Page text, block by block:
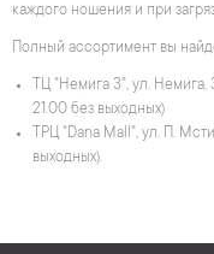
каждого ношения и при
Полный ассортимент вы
ТЦ "Немига 3", ул.
21.00 без выходных)
ТРЦ "Dana Mall", ул. П.
выходных).